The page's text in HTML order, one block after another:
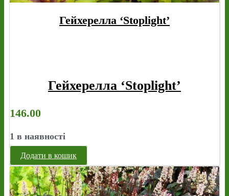
Гейхерелла ‘Stoplight’
Гейхерелла ‘Stoplight’
146.00
1 в наявності
Додати в кошик